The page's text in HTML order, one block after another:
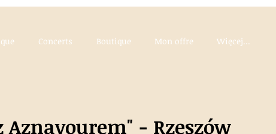
Concerts Boutique Mon offre Więcej...
Aznavourem" - Rzeszów